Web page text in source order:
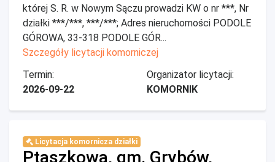
której S. R. w Nowym Sączu prowadzi KW o nr ***, Nr
działki ***/***, ***/***; Adres nieruchomości PODOLE
GÓROWA, 33-318 PODOLE GÓR...
Szczegóły licytacji komorniczej
Termin:
2026-09-22
Organizator licytacji:
KOMORNIK
Licytacja komornicza działki
Ptaszkowa, gm. Grybów,